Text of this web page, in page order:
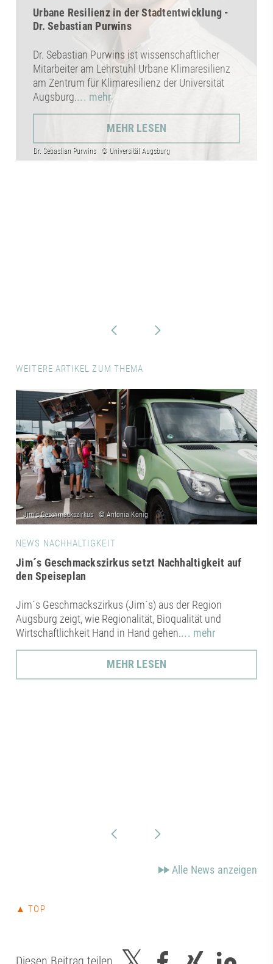
Urbane Resilienz in der Stadtentwicklung -
Dr. Sebastian Purwins
Dr. Sebastian Purwins ist wissenschaftlicher
Mitarbeiter am Lehrstuhl Urbane Klimaresilienz
am Zentrum für Klimaresilienz der Universität
Augsburg.... mehr
MEHR LESEN
WEITERE ARTIKEL ZUM THEMA
NEWS NACHHALTIGKEIT
Jim´s Geschmackszirkus setzt Nachhaltigkeit auf
den Speiseplan
Jim´s Geschmackszirkus (Jim´s) aus der Region
Augsburg zeigt, wie Regionalität, Bioqualität und
Wirtschaftlichkeit Hand in Hand gehen.... mehr
MEHR LESEN
Alle News anzeigen
▲ TOP
Diesen Beitrag teilen